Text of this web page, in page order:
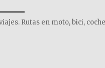
Rutas en moto, bici,